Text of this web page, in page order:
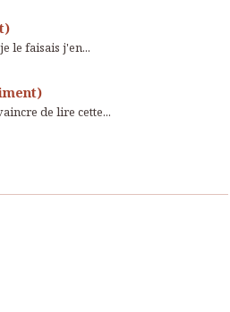
le faisais j'en...
de lire cette...